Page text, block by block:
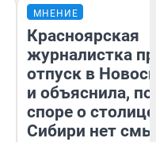
МНЕНИЕ
Красноярская
журналистка
отпуск в
и объяснила,
споре о столице
Сибири нет